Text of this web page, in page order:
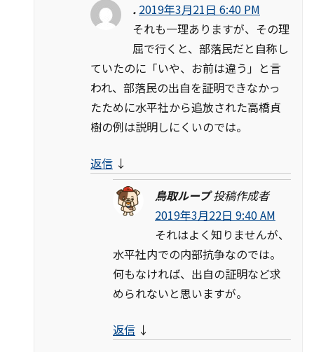
. 2019年3月21日 6:40 PM
それも一理ありますが、その理
屈で行くと、部落民だと自称し
ていたのに「いや、お前は違う」と言
われ、部落民の出自を証明できなかっ
たために水平社から追放された高橋貞
樹の例は説明しにくいのでは。
返信 ↓
鳥取ループ 投稿作成者
2019年3月22日 9:40 AM
それはよく知りませんが、
水平社内での内部抗争なのでは。
何もなければ、出自の証明など求
められないと思いますが。
返信 ↓